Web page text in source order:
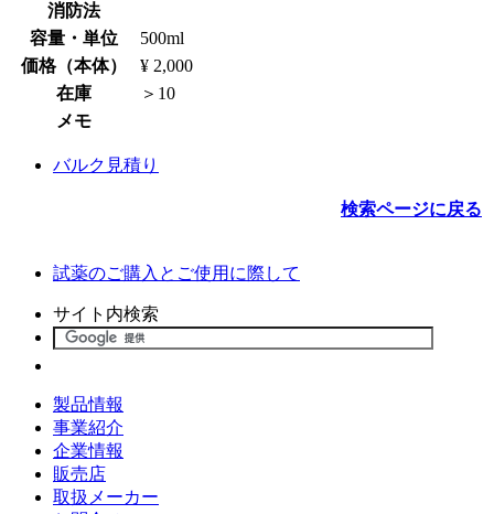
消防法
容量・単位
500ml
価格（本体）
¥ 2,000
在庫
＞10
メモ
バルク見積り
検索ページに戻る
試薬のご購入とご使用に際して
サイト内検索
製品情報
事業紹介
企業情報
販売店
取扱メーカー